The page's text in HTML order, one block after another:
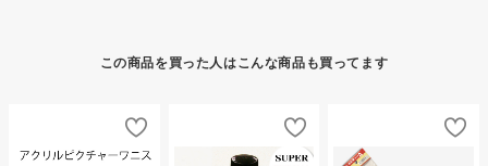
この商品を買った人はこんな商品も買ってます